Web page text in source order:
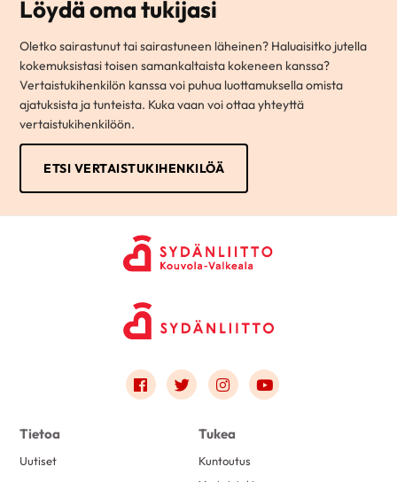
Löydä oma tukijasi
Oletko sairastunut tai sairastuneen läheinen? Haluaisitko jutella
kokemuksistasi toisen samankaltaista kokeneen kanssa?
Vertaistukihenkilön kanssa voi puhua luottamuksella omista
ajatuksista ja tunteista. Kuka vaan voi ottaa yhteyttä
vertaistukihenkilöön.
ETSI VERTAISTUKIHENKILÖÄ
Link to facebook
Link to twitter
Link to instagram
Link to youtube
Tietoa
Uutiset
Tukea
Kuntoutus